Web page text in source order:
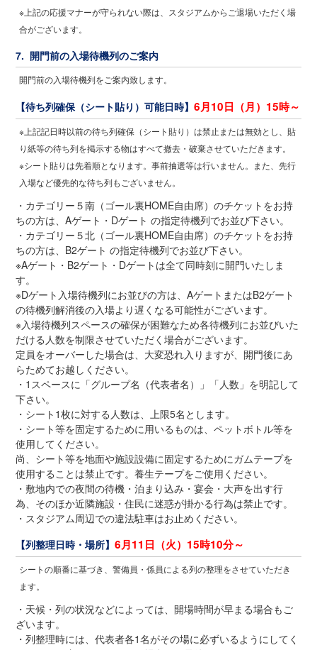
※上記の応援マナーが守られない際は、スタジアムからご退場いただく場
合がございます。
7. 開門前の入場待機列のご案内
開門前の入場待機列をご案内致します。
【待ち列確保（シート貼り）可能日時】6月10日（月）15時～
※上記記日時以前の待ち列確保（シート貼り）は禁止または無効とし、貼
り紙等の待ち列を掲示する物はすべて撤去・破棄させていただきます。
※シート貼りは先着順となります。事前抽選等は行いません。また、先行
入場など優先的な待ち列もございません。
・カテゴリー５南（ゴール裏HOME自由席）のチケットをお持
ちの方は、Aゲート・Dゲート の指定待機列でお並び下さい。
・カテゴリー５北（ゴール裏HOME自由席）のチケットをお持
ちの方は、B2ゲート の指定待機列でお並び下さい。
※Aゲート・B2ゲート・Dゲートは全て同時刻に開門いたしま
す。
※Dゲート入場待機列にお並びの方は、AゲートまたはB2ゲート
の待機列解消後の入場より遅くなる可能性がございます。
※入場待機列スペースの確保が困難なため各待機列にお並びいた
だける人数を制限させていただく場合がございます。
定員をオーバーした場合は、大変恐れ入りますが、開門後にあ
らためてお越しください。
・1スペースに「グループ名（代表者名）」「人数」を明記して
下さい。
・シート1枚に対する人数は、上限5名とします。
・シート等を固定するために用いるものは、ペットボトル等を
使用してください。
尚、シート等を地面や施設設備に固定するためにガムテープを
使用することは禁止です。養生テープをご使用ください。
・敷地内での夜間の待機・泊まり込み・宴会・大声を出す行
為、そのほか近隣施設・住民に迷惑が掛かる行為は禁止です。
・スタジアム周辺での違法駐車はお止めください。
【列整理日時・場所】6月11日（火）15時10分～
シートの順番に基づき、警備員・係員による列の整理をさせていただき
ます。
・天候・列の状況などによっては、開場時間が早まる場合もご
ざいます。
・列整理時には、代表者各1名がその場に必ずいるようにしてく